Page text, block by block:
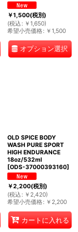
￥1,500(税別)
(税込 : ￥ 1,650)
希望小売価格: ￥ 1,500
オプション選択
OLD SPICE BODY
WASH PURE SPORT
HIGH ENDURANCE
18oz/532ml
[ODS-37000393160]
￥2,200(税別)
(税込 : ￥ 2,420)
希望小売価格: ￥ 2,200
カートに入れる